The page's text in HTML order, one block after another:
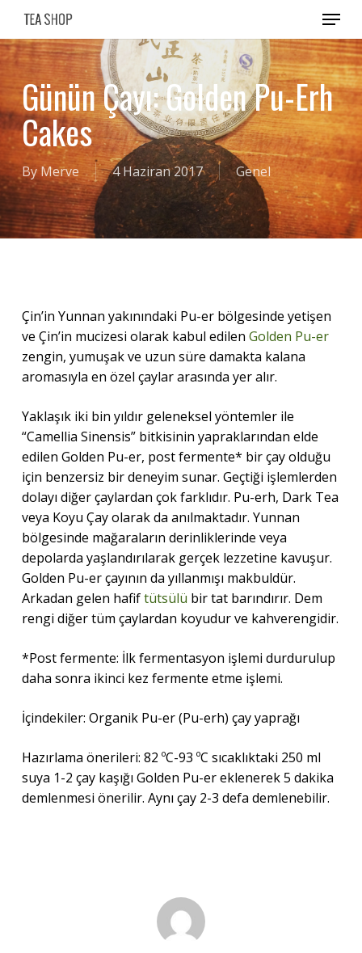
Skip
main
content
Menu
Günün Çayı: Golden Pu-Erh
Cakes
By Merve 4 Haziran 2017 Genel
Çin’in Yunnan yakınındaki Pu-er bölgesinde yetişen
ve Çin’in mucizesi olarak kabul edilen Golden Pu-er
zengin, yumuşak ve uzun süre damakta kalana
aromasıyla en özel çaylar arasında yer alır.
Yaklaşık iki bin yıldır geleneksel yöntemler ile
“Camellia Sinensis” bitkisinin yapraklarından elde
edilen Golden Pu-er, post fermente* bir çay olduğu
için benzersiz bir deneyim sunar. Geçtiği işlemlerden
dolayı diğer çaylardan çok farklıdır. Pu-erh, Dark Tea
veya Koyu Çay olarak da anılmaktadır. Yunnan
bölgesinde mağaraların derinliklerinde veya
depolarda yaşlandırılarak gerçek lezzetine kavuşur.
Golden Pu-er çayının da yıllanmışı makbuldür.
Arkadan gelen hafiftütsülü bir tat barındırır. Dem
rengi diğer tüm çaylardan koyudur ve kahverengidir.
*Post fermente: İlk fermentasyon işlemi durdurulup
daha sonra ikinci kez fermente etme işlemi.
İçindekiler: Organik Pu-er (Pu-erh) çay yaprağı
Hazırlama önerileri: 82 ºC-93 ºC sıcaklıktaki 250 ml
suya 1-2 çay kaşığı Golden Pu-er eklenerek 5 dakika
demlenmesi önerilir. Aynı çay 2-3 defa demlenebilir.